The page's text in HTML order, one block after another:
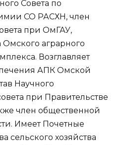
Совета по
СО РАСХН, член
при ОмГАУ,
Омского аграрного
Возглавляет
АПК Омской
Научного
при Правительстве
член общественной
Имеет Почетные
сельского хозяйства